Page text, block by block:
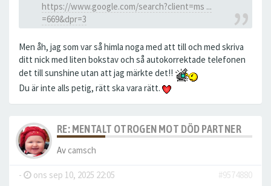
https://www.google.com/search?client=ms ...
=669&dpr=3
Men åh, jag som var så himla noga med att till och med skriva
ditt nick med liten bokstav och så autokorrektade telefonen
det till sunshine utan att jag märkte det!!
Du är inte alls petig, rätt ska vara rätt.
RE: MENTALT OTROGEN MOT DÖD PARTNER
Av camsch
- ons sep 10, 2025 22:05
#9574880